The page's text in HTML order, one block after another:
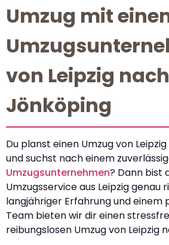
Umzug mit
von Leipzig nach
Jönköping
Du planst einen Umzug von
und suchst nach einem
Umzugsunternehmen? Dann bist
Umzugsservice aus Leipzig genau
langjähriger Erfahrung und einem
Team bieten wir dir einen
reibungslosen Umzug von Leipzig